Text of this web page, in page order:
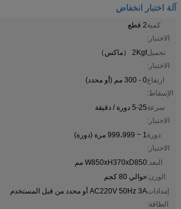
آلة اختبار انخفاض
كمية
الاختبار:
2 قطع
تحميل
الاختبار:
2Kgf （ماكس）
ارتفاع
الإسقاط:
0 - 300 مم (أو محدد)
سرعة
الاختبار:
5-25 دورة / دقيقة
دورة
الاختبار:
1 ~ 999،999 مرة (دورة)
البعد:W850xH370xD850 مم
الوزن:حوالي 80 كجم
إمدادات
الطاقة:
AC220V 50Hz 3A أو محدد من قبل المستخدم